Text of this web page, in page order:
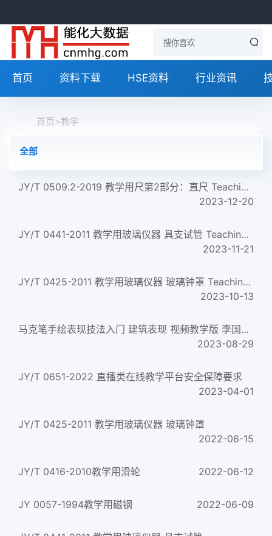
首页 资料下载 HSE资料 行业资讯
首页>教学
全部
JY/T 0509.2-2019 教学用尺第2部分：直尺 Teaching ruler-Part 2: Straight ruler
2023-12-20
JY/T 0441-2011 教学用玻璃仪器 具支试管 Teaching glassware-Branch test tubes
2023-11-21
JY/T 0425-2011 教学用玻璃仪器 玻璃钟罩 Teaching glassware—Bell jars
2023-10-13
马克笔手绘表现技法入门 建筑表现 视频教学版 李国涛 著 2017年版
2023-08-29
JY/T 0651-2022 直播类在线教学平台安全保障要求
2023-04-01
JY/T 0425-2011 教学用玻璃仪器 玻璃钟罩
2022-06-15
JY/T 0416-2010教学用滑轮 2022-06-12
JY 0057-1994教学用磁钢 2022-06-09